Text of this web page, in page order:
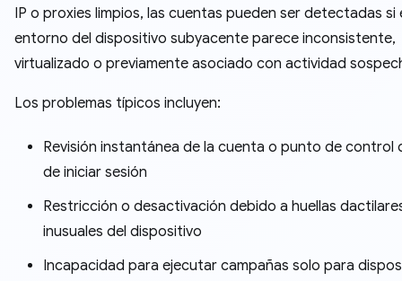
IP o proxies limpios, las cuentas pueden ser detectadas si
entorno del dispositivo subyacente parece inconsistente,
virtualizado o previamente asociado con actividad
Los problemas típicos incluyen:
Revisión instantánea de la cuenta o punto de control
de iniciar sesión
Restricción o desactivación debido a huellas
inusuales del dispositivo
Incapacidad para ejecutar campañas solo para